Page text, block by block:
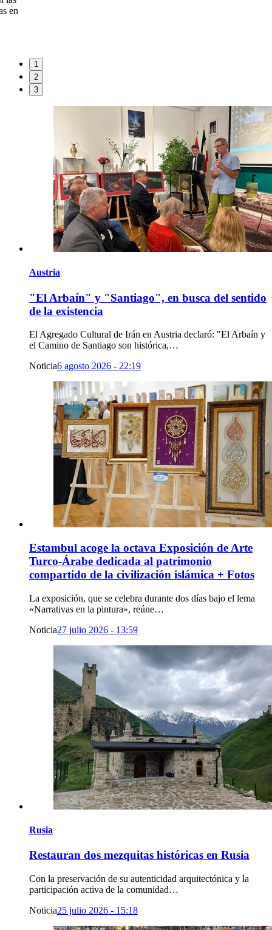
en
1
2
3
Austria
"El Arbaín" y "Santiago", en busca del sentido
de la existencia
El Agregado Cultural de Irán en Austria declaró: "El Arbaín y
el Camino de Santiago son histórica,…
Noticia6 agosto 2026 - 22:19
Estambul acoge la octava Exposición de Arte
Turco-Árabe dedicada al patrimonio
compartido de la civilización islámica + Fotos
La exposición, que se celebra durante dos días bajo el lema
«Narrativas en la pintura», reúne…
Noticia27 julio 2026 - 13:59
Rusia
Restauran dos mezquitas históricas en Rusia
Con la preservación de su autenticidad arquitectónica y la
participación activa de la comunidad…
Noticia25 julio 2026 - 15:18